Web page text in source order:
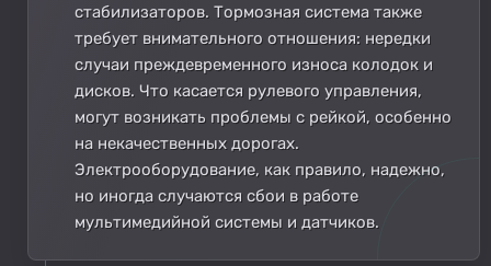
стабилизаторов. Тормозная система также
требует внимательного отношения: нередки
случаи преждевременного износа колодок и
дисков. Что касается рулевого управления,
могут возникать проблемы с рейкой, особенно
на некачественных дорогах.
Электрооборудование, как правило, надежно,
но иногда случаются сбои в работе
мультимедийной системы и датчиков.